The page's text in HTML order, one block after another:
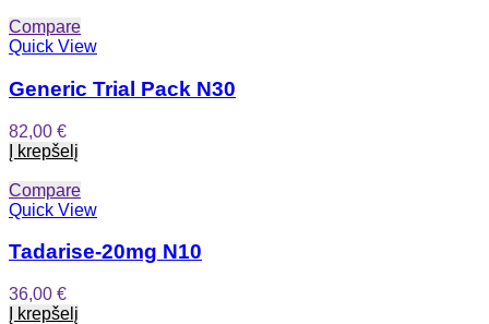
Compare
Quick View
Generic Trial Pack N30
82,00 €
Į krepšelį
Compare
Quick View
Tadarise-20mg N10
36,00 €
Į krepšelį